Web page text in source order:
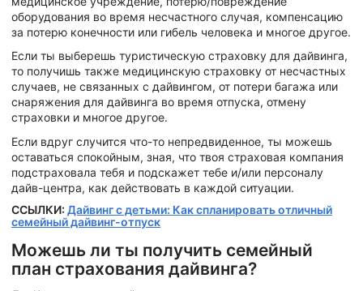
оборудования во время несчастного случая, компенсацию
за потерю конечности или гибель человека и многое другое.
Если ты выберешь туристическую страховку для дайвинга,
то получишь также медицинскую страховку от несчастных
случаев, не связанных с дайвингом, от потери багажа или
снаряжения для дайвинга во время отпуска, отмену
страховки и многое другое.
Если вдруг случится что-то непредвиденное, ты можешь
оставаться спокойным, зная, что твоя страховая компания
подстраховала тебя и подскажет тебе и/или персоналу
дайв-центра, как действовать в каждой ситуации.
ССЫЛКИ: Дайвинг с детьми: Как спланировать отличный
семейный дайвинг-отпуск
Можешь ли ты получить семейный
план страхования дайвинга?